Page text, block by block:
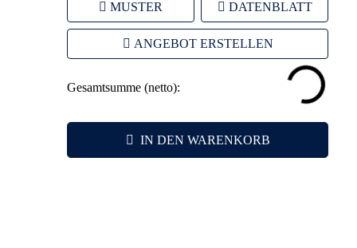
MUSTER DATENBLATT
ANGEBOT ERSTELLEN
Gesamtsumme (netto):
IN DEN WARENKORB